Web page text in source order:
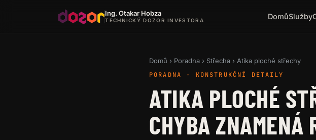
Ing. Otakar Hobza
TECHNICKÝ DOZOR INVESTORA DomůSlužby
Domů › Poradna › Střecha › Atika ploché střechy
PORADNA · KONSTRUKČNÍ DETAILY
ATIKA PLOCHÉ
CHYBA ZNAMENÁ